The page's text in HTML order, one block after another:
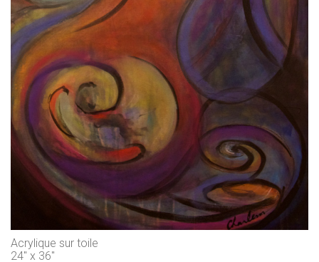
Acrylique sur toile
24" x 36"